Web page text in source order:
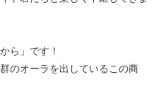
ら」です！
のオーラを出しているこの商